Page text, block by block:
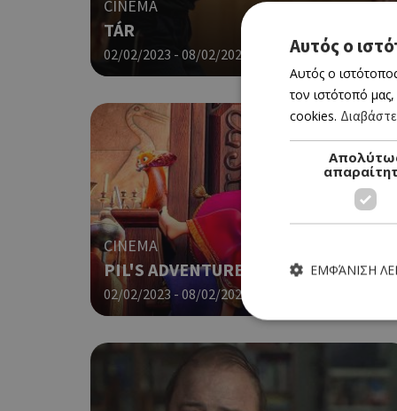
CINEMA
TÁR
02/02/2023 - 08/02/2023
CINEMA
PIL'S ADVENTURES
02/02/2023 - 08/02/2023
Αυτός ο
Αυτός ο
τον ιστότοπό
cookies.
ΕΜΦΆΝΙΣΗ
Τα απολύτως
ιστότοπος δεν